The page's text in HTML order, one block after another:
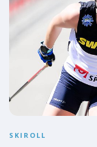
SKIROLL